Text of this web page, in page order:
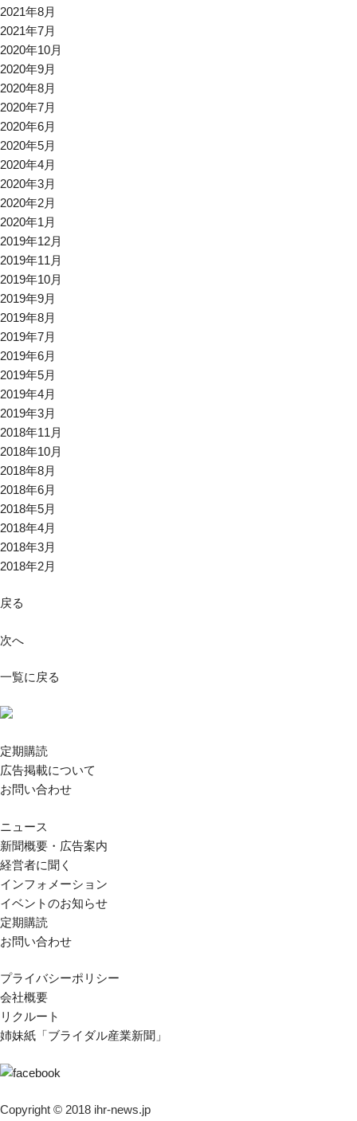
2021年8月
2021年7月
2020年10月
2020年9月
2020年8月
2020年7月
2020年6月
2020年5月
2020年4月
2020年3月
2020年2月
2020年1月
2019年12月
2019年11月
2019年10月
2019年9月
2019年8月
2019年7月
2019年6月
2019年5月
2019年4月
2019年3月
2018年11月
2018年10月
2018年8月
2018年6月
2018年5月
2018年4月
2018年3月
2018年2月
戻る
次へ
一覧に戻る
定期購読
広告掲載について
お問い合わせ
ニュース
新聞概要・広告案内
経営者に聞く
インフォメーション
イベントのお知らせ
定期購読
お問い合わせ
プライバシーポリシー
会社概要
リクルート
姉妹紙「ブライダル産業新聞」
Copyright © 2018 ihr-news.jp